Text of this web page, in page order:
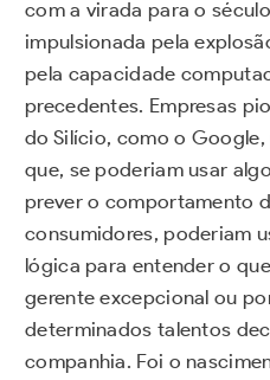
com a virada para o
impulsionada pela
pela capacidade
precedentes. Empresas
do Silício, como o
que, se poderiam usar
prever o comportamento
consumidores, poderiam
lógica para entender o
gerente excepcional ou
determinados talentos
companhia. Foi o